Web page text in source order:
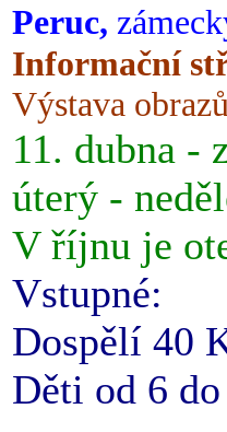
Peruc,
Informační
Výstava
11. dubna -
úterý -
V říjnu je
Vstupné:
Dospělí 40
Děti od 6